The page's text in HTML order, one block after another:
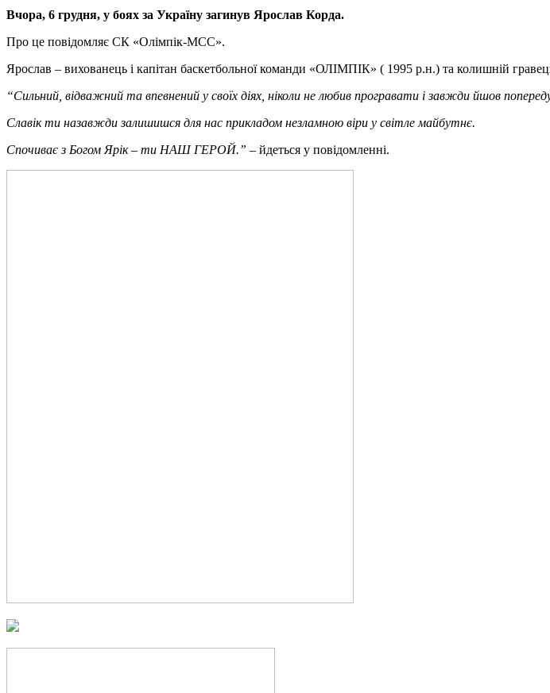
Вчора, 6 грудня, у боях за Україну загинув Ярослав Корда.
Про це повідомляє СК «Олімпік-МСС».
Ярослав – вихованець і капітан баскетбольної команди «ОЛІМПІК» ( 1995 р.н.) та колишній
“Сильний, відважний та впевнений у своїх діях, ніколи не любив програвати і завжди йшов
Славік ти назавжди залишишся для нас прикладом незламною віри у світле майбутнє.
Спочиває з Богом Ярік – ти НАШ ГЕРОЙ.” – йдеться у повідомленні.